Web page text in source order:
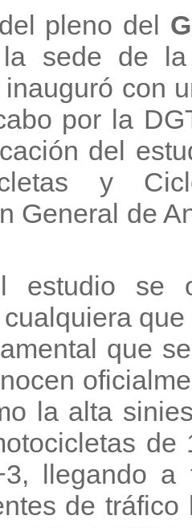
pleno del
la sede de
con
por la
del
y
General de
estudio se
que
la alta
llegando
de